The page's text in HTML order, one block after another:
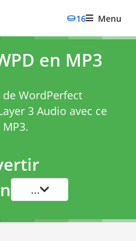
16 Menu
en MP3
WordPerfect
3 Audio avec ce
.
...